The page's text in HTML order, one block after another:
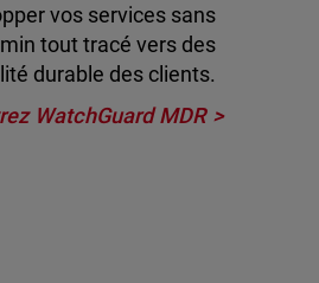
vos services sans
tout tracé vers des
durable des clients.
WatchGuard MDR